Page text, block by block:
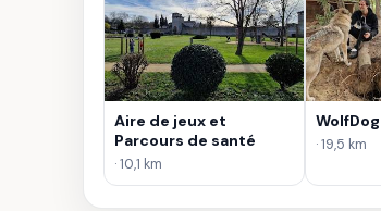
Aire de jeux et
Parcours de santé
· 10,1 km
· 19,5 km